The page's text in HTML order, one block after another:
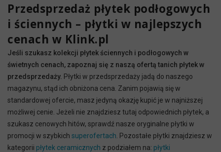
Przedsprzedaż płytek podłogowych
i ściennych – płytki w najlepszych
cenach w Klink.pl
Jeśli szukasz kolekcji płytek ściennych i podłogowych w
świetnych cenach, zapoznaj się z naszą ofertą tanich płytek w
przedsprzedaży. Płytki w przedsprzedaży jadą do naszego
magazynu, stąd ich obniżona cena. Zanim pojawią się w
standardowej ofercie, masz jedyną okazję kupić je w najniższej
możliwej cenie. Jeżeli nie znajdziesz tutaj odpowiednich płytek, a
szukasz cenowych hitów, sprawdź nasze oryginalne płytki w
promocji w szybkich superofertach . Pozostałe płytki znajdziesz w
kategorii płytek ceramicznych z podziałem na: płytki